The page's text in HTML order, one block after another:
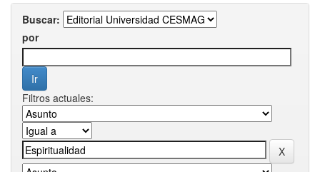
Buscar:
por
Filtros actuales: